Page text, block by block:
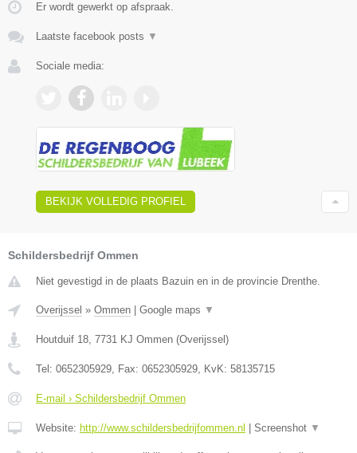
Er wordt gewerkt op afspraak.
Laatste facebook posts ▼
Sociale media:
BEKIJK VOLLEDIG PROFIEL
Schildersbedrijf Ommen
Niet gevestigd in de plaats Bazuin en in de provincie Drenthe.
Overijssel » Ommen Google maps ▼
Houtduif 18 7731 KJ Ommen (Overijssel )
Tel: 0652305929 , Fax: 0652305929 , KvK: 58135715
E-mail › Schildersbedrijf Ommen
Website: http://www.schildersbedrijfommen.nl Screenshot ▼